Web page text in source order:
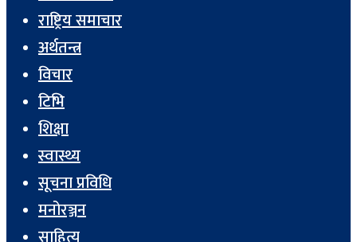
राष्ट्रिय समाचार
अर्थतन्त्र
विचार
टिभि
शिक्षा
स्वास्थ्य
सूचना प्रविधि
मनोरञ्जन